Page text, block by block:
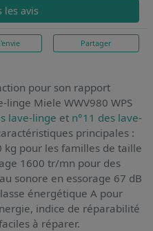
les avis
Partager
pour son rapport
linge Miele WWV980 WPS
lave-linge et n°11 des lave-
principales :
kg pour les familles de taille
1600 tr/mn pour des
sonore en essorage 67 dB
énergétique A pour
indice de réparabilité
à réparer.